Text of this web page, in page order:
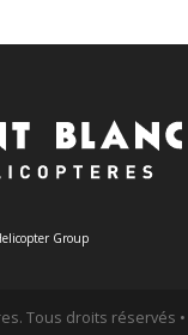
Group
Tous droits réservés •